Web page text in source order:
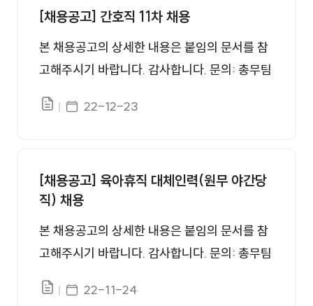
[채용공고] 간호직 11차 채용
본 채용공고의 상세한 내용은 붙임의 문서를 참
고해주시기 바랍니다. 감사합니다. 문의: 총무팀
파일있음게시일자
22-12-23
[채용공고] 육아휴직 대체인력(원무 야간당
직) 채용
본 채용공고의 상세한 내용은 붙임의 문서를 참
고해주시기 바랍니다. 감사합니다. 문의: 총무팀
파일있음게시일자
22-11-24